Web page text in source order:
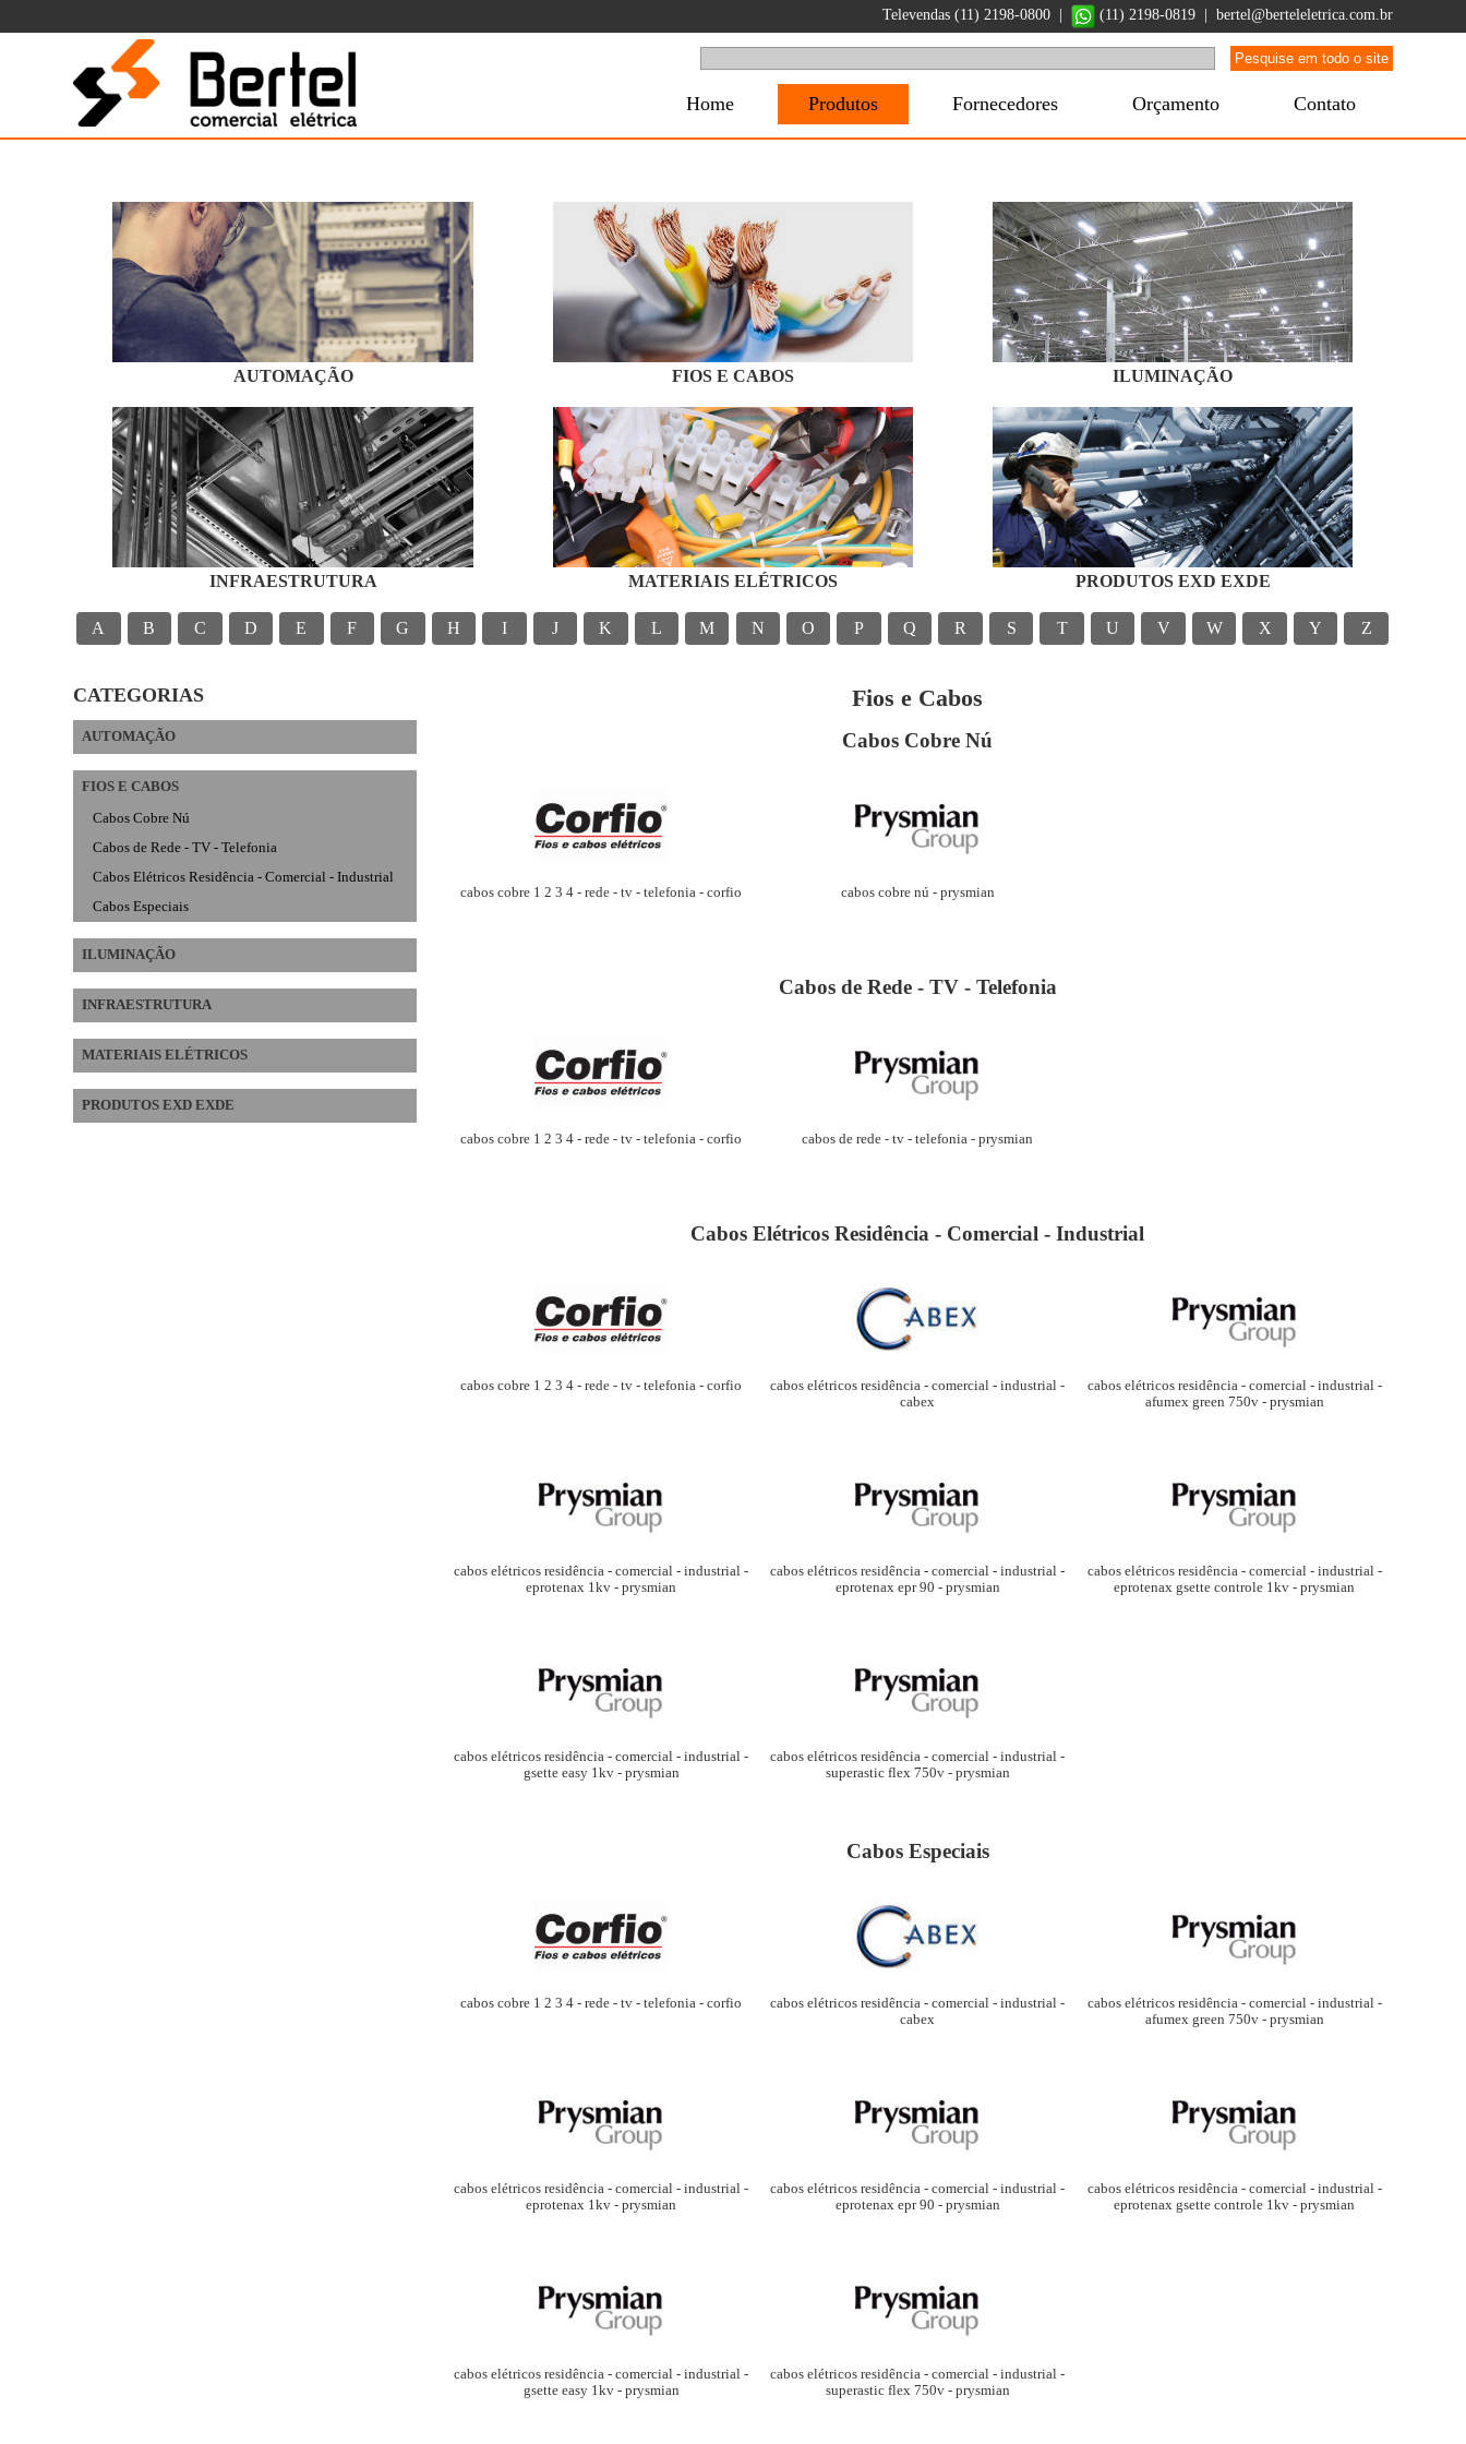
Televendas (11) 2198-0800 | (11) 2198-0819| bertel@berteleletrica.com.br
Home Produtos Fornecedores Orçamento Contato
AUTOMAÇÃO FIOS E CABOS ILUMINAÇÃO
INFRAESTRUTURA MATERIAIS ELÉTRICOS PRODUTOS EXD EXDE
A B C D E F G H I J K L M N O P Q R S T U V W X Y Z
CATEGORIAS
AUTOMAÇÃO
FIOS E CABOS
Cabos Cobre Nú
Cabos de Rede - TV - Telefonia
Cabos Elétricos Residência - Comercial - Industrial
Cabos Especiais
ILUMINAÇÃO
INFRAESTRUTURA
MATERIAIS ELÉTRICOS
PRODUTOS EXD EXDE
Fios e Cabos
Cabos Cobre Nú
cabos cobre 1 2 3 4 - rede - tv - telefonia - corfio cabos cobre nú - prysmian
Cabos de Rede - TV - Telefonia
cabos cobre 1 2 3 4 - rede - tv - telefonia - corfio cabos de rede - tv - telefonia - prysmian
Cabos Elétricos Residência - Comercial - Industrial
cabos cobre 1 2 3 4 - rede - tv - telefonia - corfio
cabos elétricos residência - comercial - industrial -
cabex
cabos elétricos residência - comercial - industrial -
afumex green 750v - prysmian
cabos elétricos residência - comercial - industrial -
eprotenax 1kv - prysmian
cabos elétricos residência - comercial - industrial -
eprotenax epr 90 - prysmian
cabos elétricos residência - comercial - industrial -
eprotenax gsette controle 1kv - prysmian
cabos elétricos residência - comercial - industrial -
gsette easy 1kv - prysmian
cabos elétricos residência - comercial - industrial -
superastic flex 750v - prysmian
Cabos Especiais
cabos cobre 1 2 3 4 - rede - tv - telefonia - corfio
cabos elétricos residência - comercial - industrial -
cabex
cabos elétricos residência - comercial - industrial -
afumex green 750v - prysmian
cabos elétricos residência - comercial - industrial -
eprotenax 1kv - prysmian
cabos elétricos residência - comercial - industrial -
eprotenax epr 90 - prysmian
cabos elétricos residência - comercial - industrial -
eprotenax gsette controle 1kv - prysmian
cabos elétricos residência - comercial - industrial -
gsette easy 1kv - prysmian
cabos elétricos residência - comercial - industrial -
superastic flex 750v - prysmian